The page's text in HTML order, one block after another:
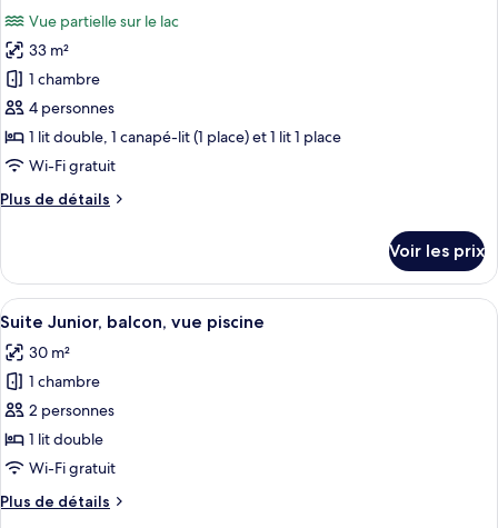
le
lac
Chambre
Double
Standard,
vue
partielle
sur
le
lac
les
photos
pour
ce
type
de
chambre :
Suite
vue
partielle
sur
le
lac
Vue partielle sur le lac
33 m²
1 chambre
4 personnes
1 lit double, 1 canapé-lit (1 place) et 1 lit 1 place
Wi-Fi gratuit
Plus de détails
Plus
le
type
de
Suite
Junior,
vue
partielle
sur
le
lac
Voir les prix
Afficher
toutes
les
photos
pour
ce
type
chambre :
Un salon moderne avec un canapé
5
Suite Junior, balcon, vue piscine
30 m²
1 chambre
2 personnes
1 lit double
Wi-Fi gratuit
Plus de détails
Plus